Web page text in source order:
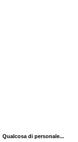
Qualcosa di personale...